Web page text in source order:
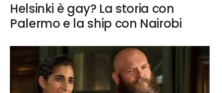
Helsinki è gay? La storia con
Palermo e la ship con Nairobi